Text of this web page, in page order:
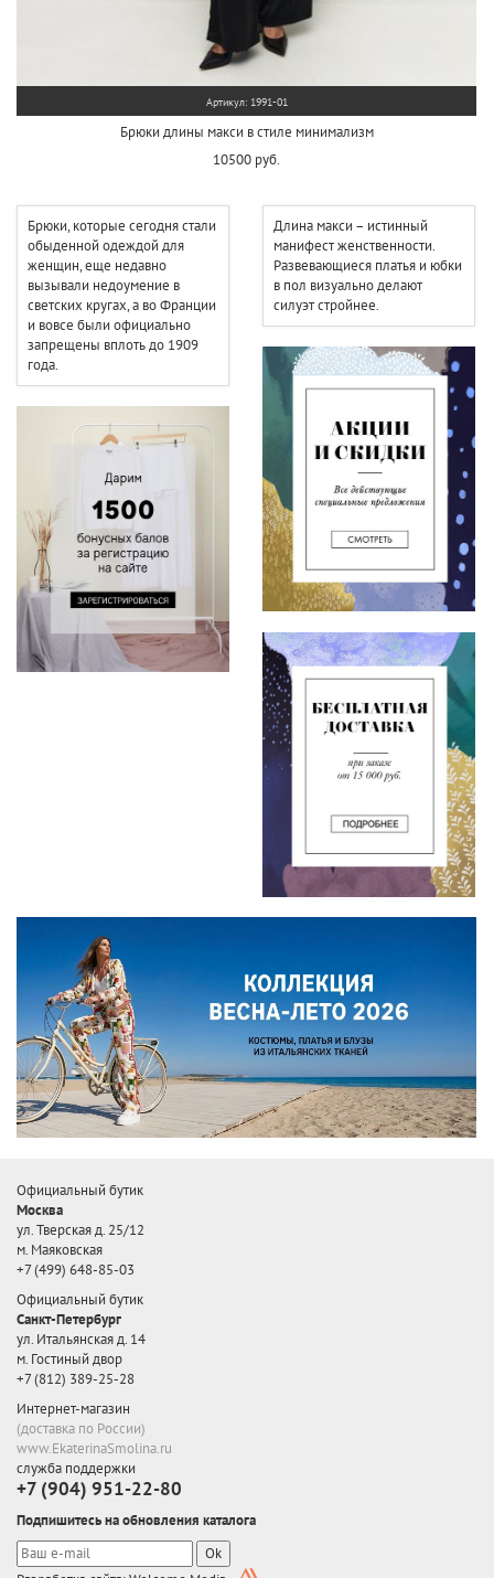
Артикул: 1991-01
Брюки длины макси в стиле минимализм
10500 руб.
Брюки, которые сегодня стали
обыденной одеждой для
женщин, еще недавно
вызывали недоумение в
светских кругах, а во Франции
и вовсе были официально
запрещены вплоть до 1909
года.
Длина макси – истинный
манифест женственности.
Развевающиеся платья и юбки
в пол визуально делают
силуэт стройнее.
Официальный бутик
Москва
ул. Тверская д. 25/12
м. Маяковская
+7 (499) 648-85-03
Официальный бутик
Санкт-Петербург
ул. Итальянская д. 14
м. Гостиный двор
+7 (812) 389-25-28
Интернет-магазин
(доставка по России)
www.EkaterinaSmolina.ru
служба поддержки
+7 (904) 951-22-80
Подпишитесь на обновления каталога
Ok